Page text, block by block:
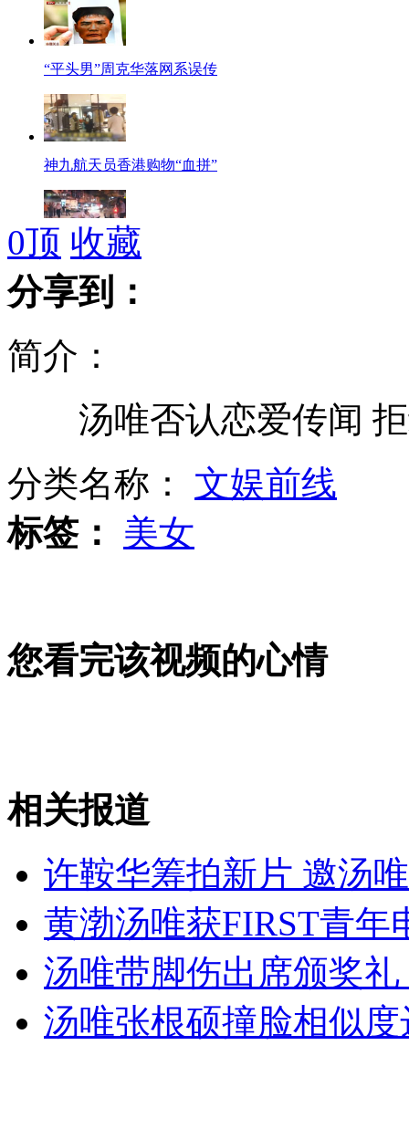
“平头男”周克华落网系误传
神九航天员香港购物“血拼”
宝马车连撞7人 致4死3伤
官员之子砍人：公安局我家开的
实录：伦敦奥运闭幕式焰火
中国奥运明星"钱"景大盘点
山西运城恶犬咬伤多人 警民合力深夜将其击毙
无痛分娩是否安全 医生回应
外交部：反对强权政治霸凌主义
0顶 收藏
分享到：
简介：
汤唯否认恋爱传闻 拒
分类名称： 文娱前线
标签：
美女
您看完该视频的心情
相关报道
许鞍华筹拍新片 邀汤
黄渤汤唯获FIRST青年
汤唯带脚伤出席颁奖
汤唯张根硕撞脸相似度